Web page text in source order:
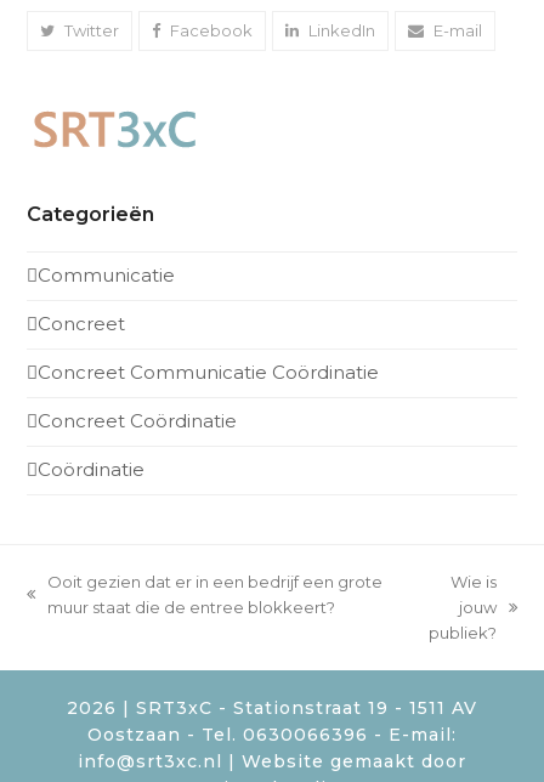
Twitter Facebook LinkedIn E-mail
Categorieën
Communicatie
Concreet
Concreet Communicatie Coördinatie
Concreet Coördinatie
Coördinatie
previous
Ooit gezien dat er in een bedrijf een grote
muur staat die de entree blokkeert?
post:
Wie is
jouw
publiek?
2026 | SRT3xC - Stationstraat 19 - 1511 AV
Oostzaan - Tel. 0630066396 - E-mail:
info@srt3xc.nl | Website gemaakt door